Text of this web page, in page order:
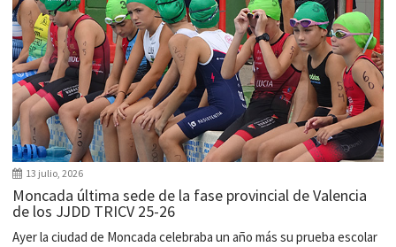
13 julio, 2026
Moncada última sede de la fase provincial de Valencia
de los JJDD TRICV 25-26
Ayer la ciudad de Moncada celebraba un año más su prueba escolar